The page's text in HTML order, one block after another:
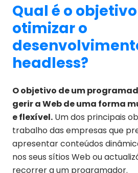
Qual é o
otimizar o
headless?
O objetivo de um
gerir a Web de uma forma
e flexível. Um dos principais
trabalho das empresas que
apresentar conteúdos
nos seus sítios Web ou
recorrer a um programador.